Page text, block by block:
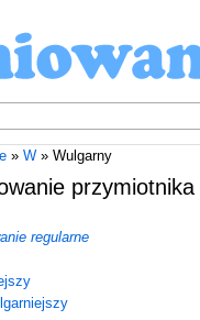
» W» Wulgarny
przymiotnika
regularne